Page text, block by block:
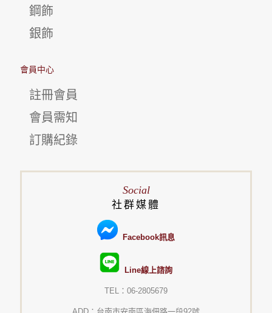
鋼飾
銀飾
會員中心
註冊會員
會員需知
訂購紀錄
Social
社群媒體
Facebook訊息
Line線上諮詢
TEL：06-2805679